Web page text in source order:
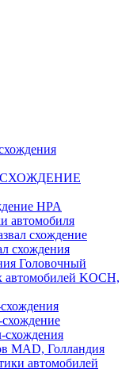
СХОЖДЕНИЕ
HPA
автомобиля
схождение
схождения
Головочный
автомобилей KOCH,
схождения
MAD, Голландия
автомобилей